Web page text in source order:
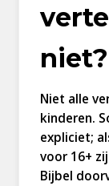
niet?
Niet alle
kinderen.
expliciet;
voor 16+
Bijbel